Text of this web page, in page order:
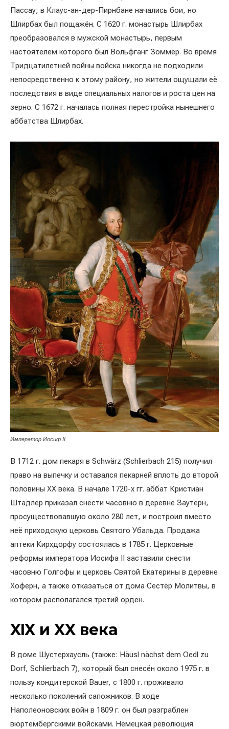
Пассау; в Клаус-ан-дер-Пирнбане начались бои, но
Шлирбах был пощажён. С 1620 г. монастырь Шлирбах
преобразовался в мужской монастырь, первым
настоятелем которого был Вольфганг Зоммер. Во время
Тридцатилетней войны войска никогда не подходили
непосредственно к этому району, но жители ощущали её
последствия в виде специальных налогов и роста цен на
зерно. С 1672 г. началась полная перестройка нынешнего
аббатства Шлирбах.
Император Иосиф II
В 1712 г. дом пекаря в Schwärz (Schlierbach 215) получил
право на выпечку и оставался пекарней вплоть до второй
половины ХХ века. В начале 1720-х гг. аббат Кристиан
Штадлер приказал снести часовню в деревне Заутерн,
просуществовавшую около 280 лет, и построил вместо
неё приходскую церковь Святого Убальда. Продажа
аптеки Кирхдорфу состоялась в 1785 г. Церковные
реформы императора Иосифа II заставили снести
часовню Голгофы и церковь Святой Екатерины в деревне
Хоферн, а также отказаться от дома Сестёр Молитвы, в
котором располагался третий орден.
XIX и XX века
В доме Шустерхаусль (также: Häusl nächst dem Oedl zu
Dorf, Schlierbach 7), который был снесён около 1975 г. в
пользу кондитерской Bauer, с 1800 г. проживало
несколько поколений сапожников. В ходе
Наполеоновских войн в 1809 г. он был разграблен
вюртембергскими войсками. Немецкая революция